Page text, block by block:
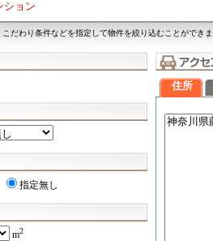
ション
だわり条件などを指定して物件を絞り込むことができ
指定無し
m2
住所